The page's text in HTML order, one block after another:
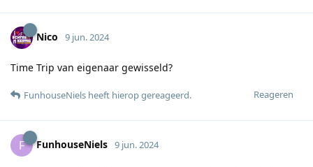
Nico 9 jun. 2024
Time Trip van eigenaar gewisseld?
Reageren
FunhouseNiels heeft hierop gereageerd.
F FunhouseNiels 9 jun. 2024